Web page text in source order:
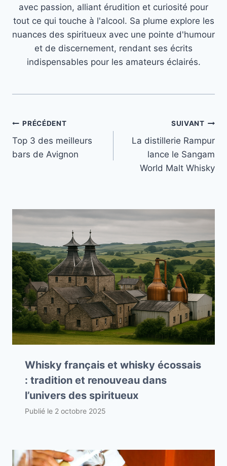
avec passion, alliant érudition et curiosité pour
tout ce qui touche à l'alcool. Sa plume explore les
nuances des spiritueux avec une pointe d'humour
et de discernement, rendant ses écrits
indispensables pour les amateurs éclairés.
Navigation
de
PRÉCÉDENT
Top 3 des meilleurs
bars de Avignon
SUIVANT
La distillerie Rampur
lance le Sangam
World Malt Whisky
Whisky français et whisky écossais
: tradition et renouveau dans
l’univers des spiritueux
Publié le 2 octobre 2025